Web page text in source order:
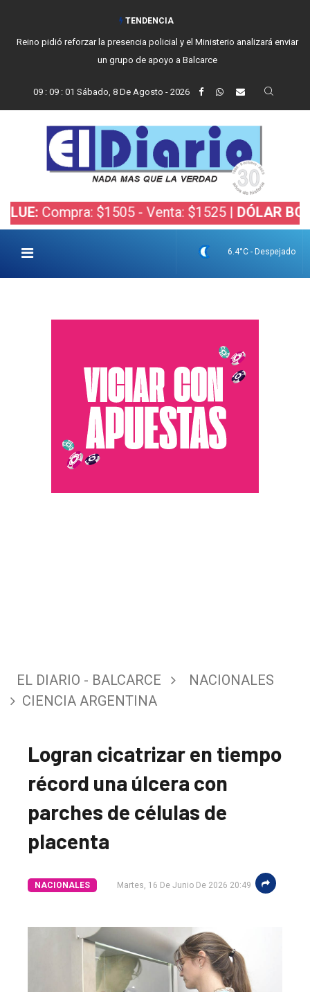
TENDENCIA
Reino pidió reforzar la presencia policial y el Ministerio analizará enviar
un grupo de apoyo a Balcarce
09 : 09 : 02 Sábado, 8 De Agosto - 2026
$1505 - Venta: $1525 |DÓLAR BOLSA:
6.4°C - Despejado
EL DIARIO - BALCARCE
NACIONALES
CIENCIA ARGENTINA
Logran cicatrizar en tiempo
récord una úlcera con
parches de células de
placenta
NACIONALES Martes, 16 De Junio De 2026 20:49